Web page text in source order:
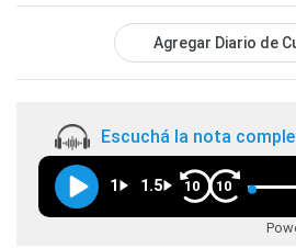
Agregar Diario de
Escuchá la nota
1 1.5 10 10